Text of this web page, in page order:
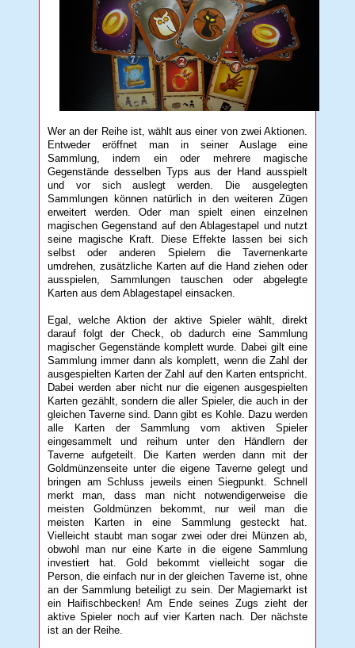
Wer an der Reihe ist, wählt aus einer von zwei Aktionen.
Entweder eröffnet man in seiner Auslage eine
Sammlung, indem ein oder mehrere magische
Gegenstände desselben Typs aus der Hand ausspielt
und vor sich auslegt werden. Die ausgelegten
Sammlungen können natürlich in den weiteren Zügen
erweitert werden. Oder man spielt einen einzelnen
magischen Gegenstand auf den Ablagestapel und nutzt
seine magische Kraft. Diese Effekte lassen bei sich
selbst oder anderen Spielern die Tavernenkarte
umdrehen, zusätzliche Karten auf die Hand ziehen oder
ausspielen, Sammlungen tauschen oder abgelegte
Karten aus dem Ablagestapel einsacken.
Egal, welche Aktion der aktive Spieler wählt, direkt
darauf folgt der Check, ob dadurch eine Sammlung
magischer Gegenstände komplett wurde. Dabei gilt eine
Sammlung immer dann als komplett, wenn die Zahl der
ausgespielten Karten der Zahl auf den Karten entspricht.
Dabei werden aber nicht nur die eigenen ausgespielten
Karten gezählt, sondern die aller Spieler, die auch in der
gleichen Taverne sind. Dann gibt es Kohle. Dazu werden
alle Karten der Sammlung vom aktiven Spieler
eingesammelt und reihum unter den Händlern der
Taverne aufgeteilt. Die Karten werden dann mit der
Goldmünzenseite unter die eigene Taverne gelegt und
bringen am Schluss jeweils einen Siegpunkt. Schnell
merkt man, dass man nicht notwendigerweise die
meisten Goldmünzen bekommt, nur weil man die
meisten Karten in eine Sammlung gesteckt hat.
Vielleicht staubt man sogar zwei oder drei Münzen ab,
obwohl man nur eine Karte in die eigene Sammlung
investiert hat. Gold bekommt vielleicht sogar die
Person, die einfach nur in der gleichen Taverne ist, ohne
an der Sammlung beteiligt zu sein. Der Magiemarkt ist
ein Haifischbecken! Am Ende seines Zugs zieht der
aktive Spieler noch auf vier Karten nach. Der nächste
ist an der Reihe.